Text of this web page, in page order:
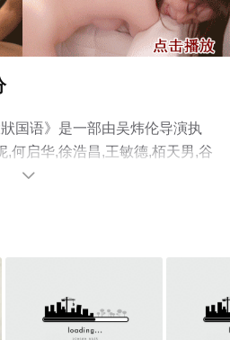
国语》是一部由吴炜伦导演执
,何启华,徐浩昌,王敏德,栢天男,谷
,陈郁宪,甄懋强,洪林小湛,罗孝
免费观看高清未删减完整版电
了解。
